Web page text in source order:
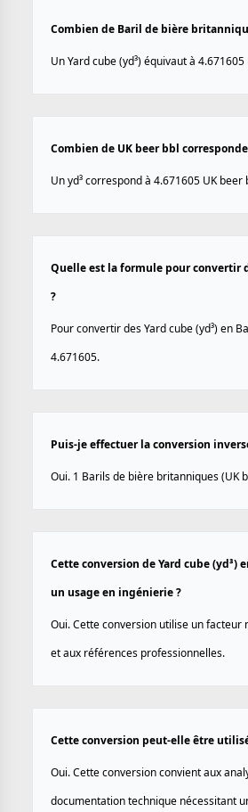
Combien de Baril de bière
Un Yard cube (yd³) équivaut à
Combien de UK beer bbl
Un yd³ correspond à 4.671605 UK beer
Quelle est la formule pour convertir
?
Pour convertir des Yard cube (yd³) en
4.671605.
Puis-je effectuer la conversion
Oui. 1 Barils de bière britanniques (UK
Cette conversion de Yard cube
un usage en ingénierie ?
Oui. Cette conversion utilise un facteur
et aux références professionnelles.
Cette conversion peut-elle être
Oui. Cette conversion convient aux
documentation technique nécessitant